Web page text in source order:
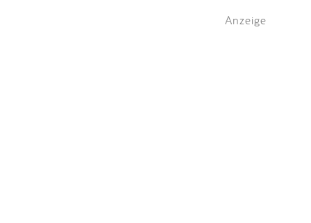
Anzeige